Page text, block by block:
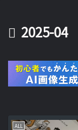
2025-04
ALL